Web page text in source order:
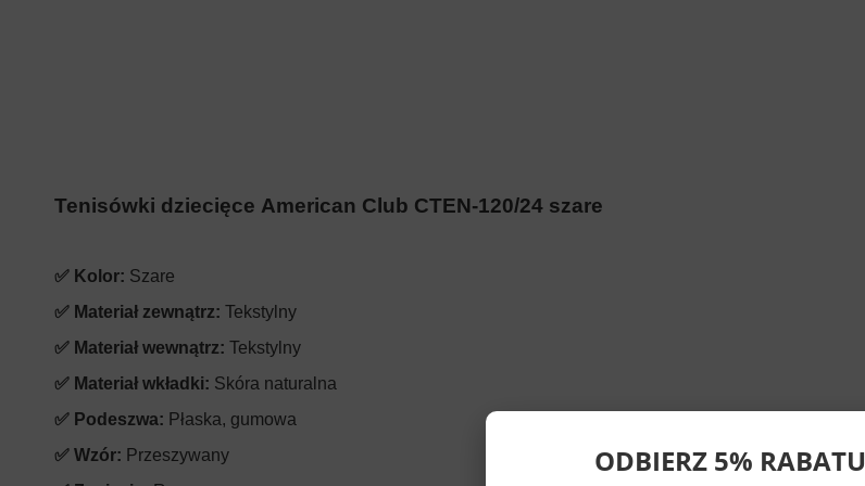
Tenisówki dziecięce American Club CTEN-120/24 szare
✅ Kolor: Szare
✅ Materiał zewnątrz: Tekstylny
✅ Materiał wewnątrz: Tekstylny
✅ Materiał wkładki: Skóra naturalna
✅ Podeszwa: Płaska, gumowa
✅ Wzór: Przeszywany
ODBIERZ 5% RABATU